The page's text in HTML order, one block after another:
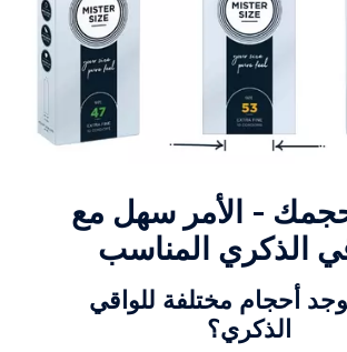
- الأمر سهل مع
الذكري المناسب
أحجام مختلفة للواقي
الذكري؟